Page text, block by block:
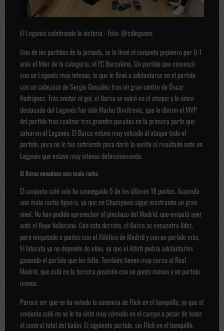
El Leganés celebrando la victoria - Foto: @cdleganes
Uno de los partidos de la jornada, se lo llevó el conjunto pepinero por 0-1
ante el líder de la categoría, el FC Barcelona. Un partido que comenzó
con un Leganés muy intenso, lo que le llevó a adelantarse en el partido
con un cabezazo de Sergio González tras un gran centro de Óscar
Rodríguez. Tras anotar el gol, el Barca se volcó en el ataque y lo único
destacado del Leganés fue sido Marko Dimitrovic, que le dieron el MVP
del partido tras realizar tres grandes paradas en la primera parte que
salvaron al Leganés. El Barca estuvo muy volcado al ataque todo el
partido, pero no le fue suficiente para darle la vuelta al resultado ante un
Leganés que estuvo muy intenso defensivamente.
El Barca encadena una mala racha
El conjunto culé solo ha conseguido 5 de los últimos 18 puntos. Acumula
una mala racha liguera, ya que en Champions sigue mostrando un gran
nivel. No han podido aprovechar el pinchazo del Madrid, que empató ayer
ante el Rayo Vallecano. Con esta derrota, el Barca se encuentra líder,
pero empatado a puntos con el Atlético de Madrid y con un partido más.
El liderato ya no depende de ellos, ya que el Atleti podría adelantarles
ganando el partido que les falta. También tienen muy cerca al Real
Madrid, que está en la tercera posición con un punto menos y un partido
menos.
Parece ser que se ha notado la ausencia de Flick en el banquillo, ya que al
conjunto culé no se le ha visto muy cómodo en el campo a pesar de tener
el control total del balón. El siguiente partido, sin Flick en el banquillo,